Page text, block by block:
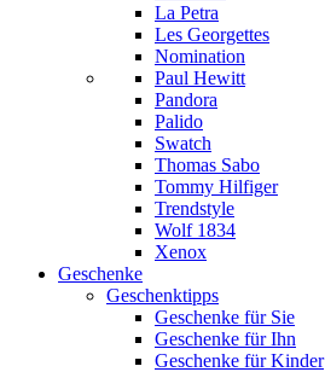
La Petra
Les Georgettes
Nomination
Paul Hewitt
Pandora
Palido
Swatch
Thomas Sabo
Tommy Hilfiger
Trendstyle
Wolf 1834
Xenox
Geschenke
Geschenktipps
Geschenke für Sie
Geschenke für Ihn
Geschenke für Kinder